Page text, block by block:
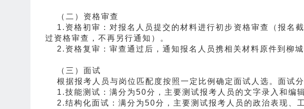
（二）资格审查
1.资格初审：对报名人员提交的材料进行初步资格审查（报名
过资格审查，不再另行通知）。
2.资格复审：审查通过后，通知报名人员携相关材料原件到柳城
（三）面试
根据报考人员与岗位匹配度按照一定比例确定面试人选。面试分
1.技能测试：满分为50分，主要测试报考人员的文字录入和编辑
2.结构化面试：满分为50分，主要测试报考人员的政治表现、